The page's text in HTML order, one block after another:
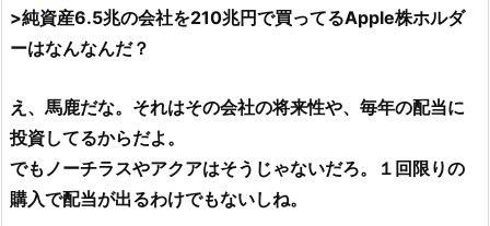
>純資産6.5兆の会社を210兆円で買ってるApple株ホルダ
ーはなんなんだ？
え、馬鹿だな。それはその会社の将来性や、毎年の配当に
投資してるからだよ。
でもノーチラスやアクアはそうじゃないだろ。１回限りの
購入で配当が出るわけでもないしね。